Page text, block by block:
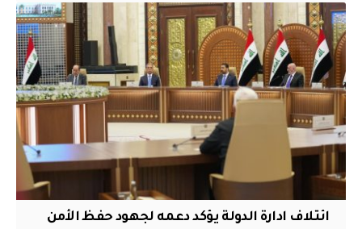
ائتلاف ادارة الدولة يؤكد دعمه لجهود حفظ الأمن